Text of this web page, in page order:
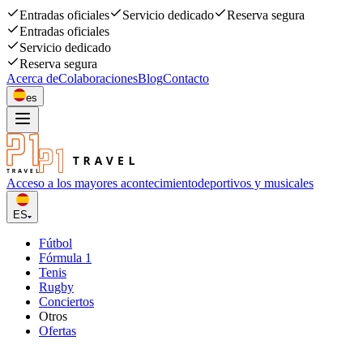
Entradas oficiales Servicio dedicado
Reserva segura
Entradas oficiales
Servicio dedicado
Reserva segura
Acerca deColaboracionesBlogContacto
es
Acceso a los mayores acontecimientodeportivos y musicales
ES
Fútbol
Fórmula 1
Tenis
Rugby
Conciertos
Otros
Ofertas